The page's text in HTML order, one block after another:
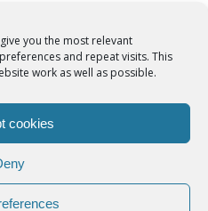
you the most relevant
and repeat visits. This
work as well as possible.
cookies
Catholic Church of Cork,
twitter